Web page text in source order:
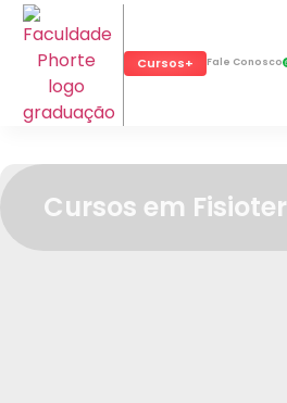
Cursos+ Fale Conosco
Cursos em